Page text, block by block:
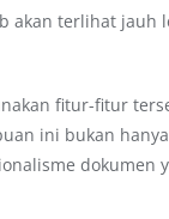
akan terlihat
fitur-fitur
ini bukan
dokumen